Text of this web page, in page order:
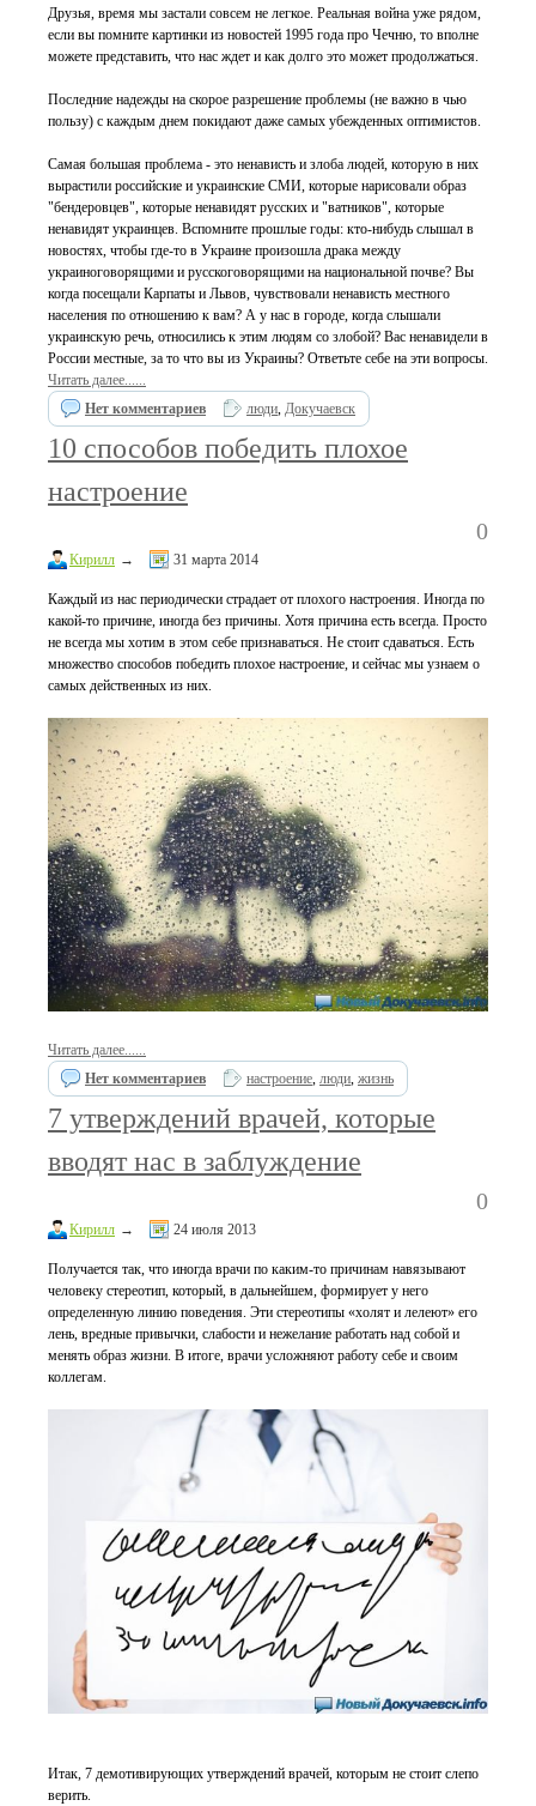
Друзья, время мы застали совсем не легкое. Реальная война уже рядом,
если вы помните картинки из новостей 1995 года про Чечню, то вполне
можете представить, что нас ждет и как долго это может продолжаться.
Последние надежды на скорое разрешение проблемы (не важно в чью
пользу) с каждым днем покидают даже самых убежденных оптимистов.
Самая большая проблема - это ненависть и злоба людей, которую в них
вырастили российские и украинские СМИ, которые нарисовали образ
"бендеровцев", которые ненавидят русских и "ватников", которые
ненавидят украинцев. Вспомните прошлые годы: кто-нибудь слышал в
новостях, чтобы где-то в Украине произошла драка между
украиноговорящими и русскоговорящими на национальной почве? Вы
когда посещали Карпаты и Львов, чувствовали ненависть местного
населения по отношению к вам? А у нас в городе, когда слышали
украинскую речь, относились к этим людям со злобой? Вас ненавидели в
России местные, за то что вы из Украины? Ответьте себе на эти вопросы.
Читать далее......
Нет комментариев
люди, Докучаевск
10 способов победить плохое
настроение
0
Кирилл → 31 марта 2014
Каждый из нас периодически страдает от плохого настроения. Иногда по
какой-то причине, иногда без причины. Хотя причина есть всегда. Просто
не всегда мы хотим в этом себе признаваться. Не стоит сдаваться. Есть
множество способов победить плохое настроение, и сейчас мы узнаем о
самых действенных из них.
Читать далее......
Нет комментариев
настроение, люди, жизнь
7 утверждений врачей, которые
вводят нас в заблуждение
0
Кирилл → 24 июля 2013
Получается так, что иногда врачи по каким-то причинам навязывают
человеку стереотип, который, в дальнейшем, формирует у него
определенную линию поведения. Эти стереотипы «холят и лелеют» его
лень, вредные привычки, слабости и нежелание работать над собой и
менять образ жизни. В итоге, врачи усложняют работу себе и своим
коллегам.
Итак, 7 демотивирующих утверждений врачей, которым не стоит слепо
верить.